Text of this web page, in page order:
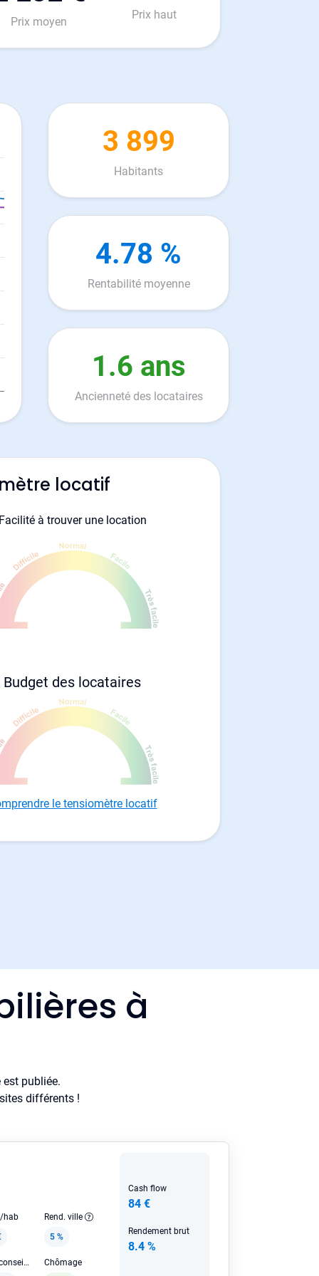
Prix moyen
Prix haut
3 899
Habitants
4.78 %
Rentabilité moyenne
1.6 ans
Ancienneté des locataires
locatif
à trouver une location
Budget des locataires
le tensiomètre locatif
à
publiée.
différents !
hab
Rend. ville
5 %
Loyer HC conseillé Chômage
Cash flow
84 €
Rendement brut
8.4 %